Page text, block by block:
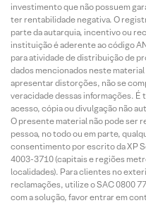
investimento que não possuem
ter rentabilidade negativa. O
parte da autarquia, incentivo ou
instituição é aderente ao código
para atividade de distribuição de
dados mencionados neste
apresentar distorções, não se
veracidade dessas informações.
acesso, cópia ou divulgação não
O presente material não pode ser
pessoa, no todo ou em parte,
consentimento por escrito da XP
4003-3710 (capitais e regiões
localidades). Para clientes no
reclamações, utilize o SAC 0800
com a solução, favor entrar em